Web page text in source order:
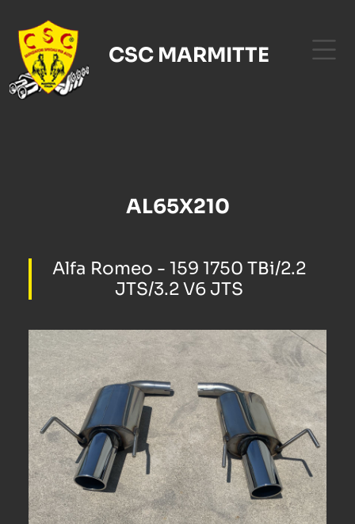
CSC MARMITTE
AL65X210
Alfa Romeo - 159 1750 TBi/2.2
JTS/3.2 V6 JTS